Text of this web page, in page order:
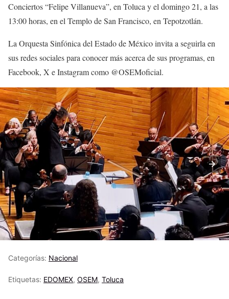
Conciertos “Felipe Villanueva”, en Toluca y el domingo 21, a las
13:00 horas, en el Templo de San Francisco, en Tepotzotlán.
La Orquesta Sinfónica del Estado de México invita a seguirla en
sus redes sociales para conocer más acerca de sus programas, en
Facebook, X e Instagram como @OSEMoficial.
Categorías: Nacional
Etiquetas: EDOMEX, OSEM, Toluca